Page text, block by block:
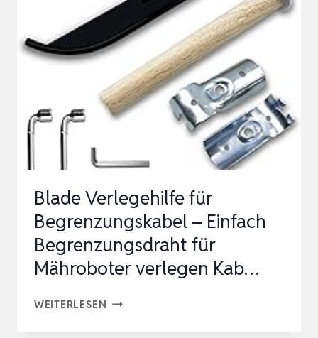
BEGRENZUNGSKABEL
EINFACH
BEGRENZUNGSDRAHT
FÜR
MÄHROBOTER
Blade Verlegehilfe für
Begrenzungskabel – Einfach
Begrenzungsdraht für
Mähroboter verlegen Kab…
WEITERLESEN BLADE